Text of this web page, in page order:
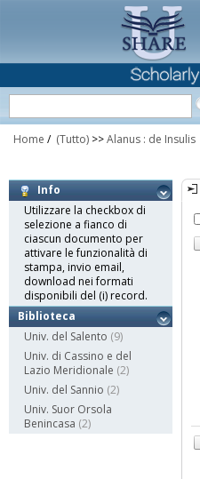
Home / (Tutto) >>Alanus : de Insulis
Info
Utilizzare la checkbox di
selezione a fianco di
ciascun documento per
attivare le funzionalità di
stampa, invio email,
download nei formati
disponibili del (i) record.
Biblioteca
Univ. del Salento (9)
Univ. di Cassino e del
Lazio Meridionale (2)
Univ. del Sannio (2)
Univ. Suor Orsola
Benincasa (2)